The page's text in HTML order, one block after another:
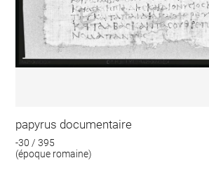
papyrus documentaire
-30 / 395
(époque romaine)